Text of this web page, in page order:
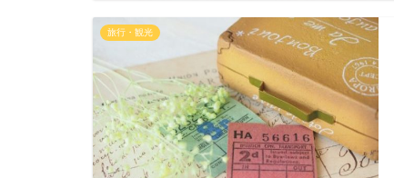
旅行・観光